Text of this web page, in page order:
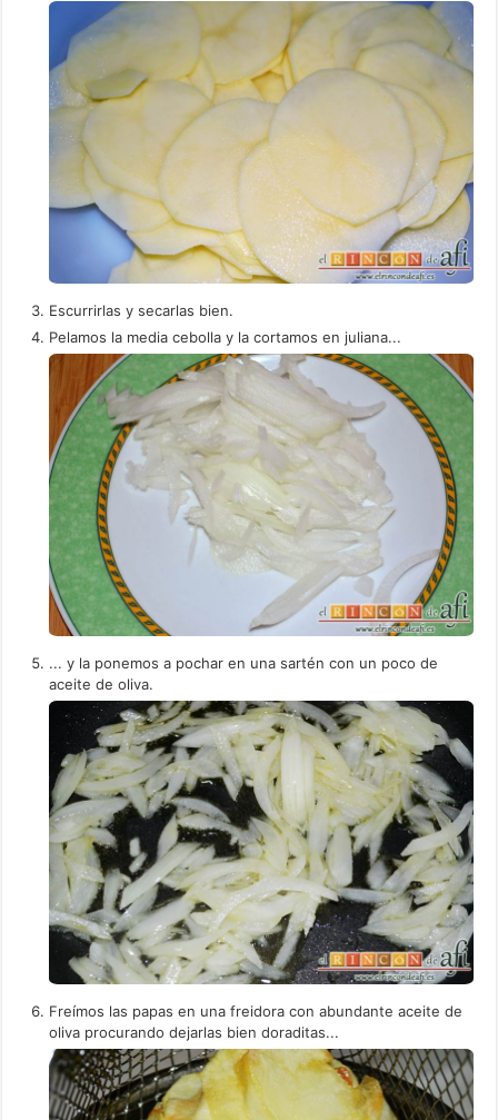
Escurrirlas y secarlas bien.
Pelamos la media cebolla y la cortamos en juliana...
... y la ponemos a pochar en una sartén con un poco de
aceite de oliva.
Freímos las papas en una freidora con abundante aceite de
oliva procurando dejarlas bien doraditas...